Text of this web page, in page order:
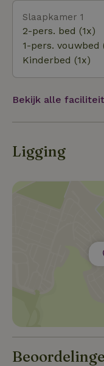
Slaapkamer 1
2-pers. bed (1x)
1-pers. vouwbed
Kinderbed (1x)
Bekijk alle
Ligging